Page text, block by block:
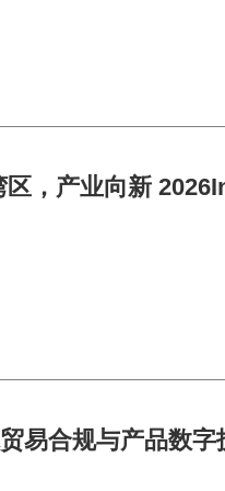
，产业向新
贸易合规与产品数